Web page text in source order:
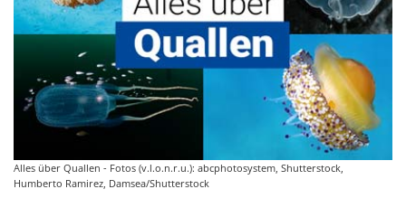
Alles über Quallen - Fotos (v.l.o.n.r.u.): abcphotosystem, Shutterstock,
Humberto Ramirez, Damsea/Shutterstock